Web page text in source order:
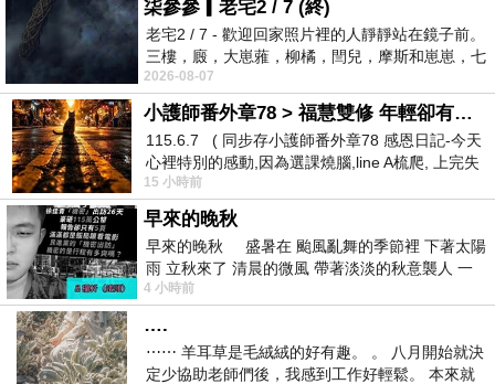
只因為「幾歲」來判定價值。
孩子也是一樣，他們終究要走進混齡的社會，那
裡接納多樣，也需要多樣。
與其焦急於每個發展階段的里程碑，不如學著放
寬對自己的標準。
當一個標準寬鬆的媽媽，放過自己，不代表你不
愛他，而是學會在愛裡放慢腳步，這樣你才能陪
他走更遠。
你現在做的每一件事都不是白費的。
孩子會在他的時區裡，慢慢地長出屬於他自己的
樣子。
柒參參▎老宅2 / 7 (終)
老宅2 / 7 - 歡迎回家照片裡的人靜靜站在鏡子前。
三樓，廄，大崽蕥，柳橘，閆兒，摩斯和崽崽，七
個人整整齊齊地站在鏡框之外，如同
2026-08-07
小護師番外章78 > 福慧雙修 年輕卻有個老靈魂 ㄑ金剛經〉podcast
115.6.7 ( 同步存小護師番外章78 感恩日記-今天
心裡特別的感動,因為選課燒腦,line A梳爬, 上完失
智課的她,特來傾
15 小時前
早來的晚秋
早來的晚秋 盛暑在 颱風亂舞的季節裡 下著太陽
雨 立秋來了 清晨的微風 帶著淡淡的秋意襲人 一
下子 又被赤
4 小時前
….
⋯⋯ 羊耳草是毛絨絨的好有趣。 。 八月開始就決
定少協助老師們後，我感到工作好輕鬆。 本來就